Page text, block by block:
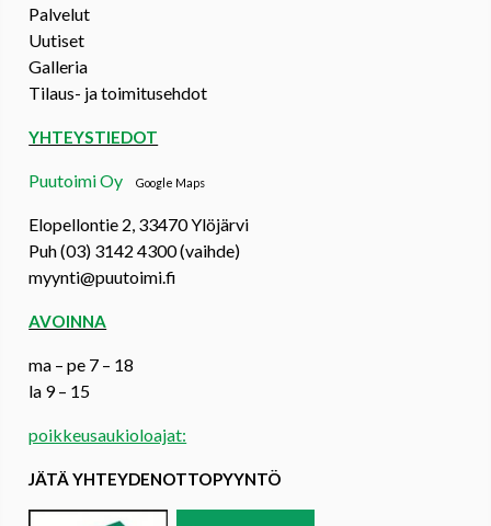
Palvelut
Uutiset
Galleria
Tilaus- ja toimitusehdot
YHTEYSTIEDOT
Puutoimi OyGoogle Maps
Elopellontie 2, 33470 Ylöjärvi
Puh (03) 3142 4300 (vaihde)
myynti@puutoimi.fi
AVOINNA
ma – pe 7 – 18
la 9 – 15
poikkeusaukioloajat:
JÄTÄ YHTEYDENOTTOPYYNTÖ